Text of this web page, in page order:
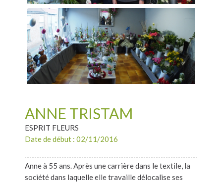
ANNE TRISTAM
ESPRIT FLEURS
Date de début : 02/11/2016
Anne à 55 ans. Après une carrière dans le textile, la
société dans laquelle elle travaille délocalise ses